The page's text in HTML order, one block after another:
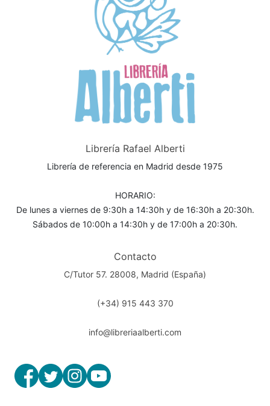
Librería Rafael Alberti
Librería de referencia en Madrid desde 1975
HORARIO:
De lunes a viernes de 9:30h a 14:30h y de 16:30h a 20:30h.
Sábados de 10:00h a 14:30h y de 17:00h a 20:30h.
Contacto
C/Tutor 57. 28008, Madrid (España)
(+34) 915 443 370
info@libreriaalberti.com